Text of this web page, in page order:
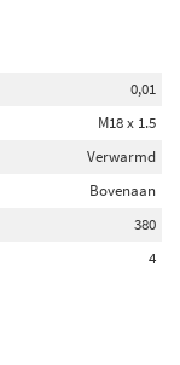
0,01
M18 x 1.5
Verwarmd
Bovenaan
380
4